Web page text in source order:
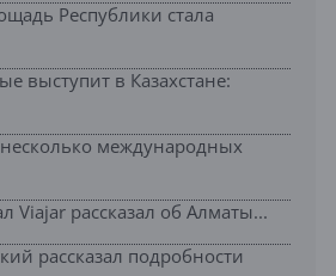
Республики стала
выступит в Казахстане:
международных
Viajar рассказал об Алматы...
рассказал подробности